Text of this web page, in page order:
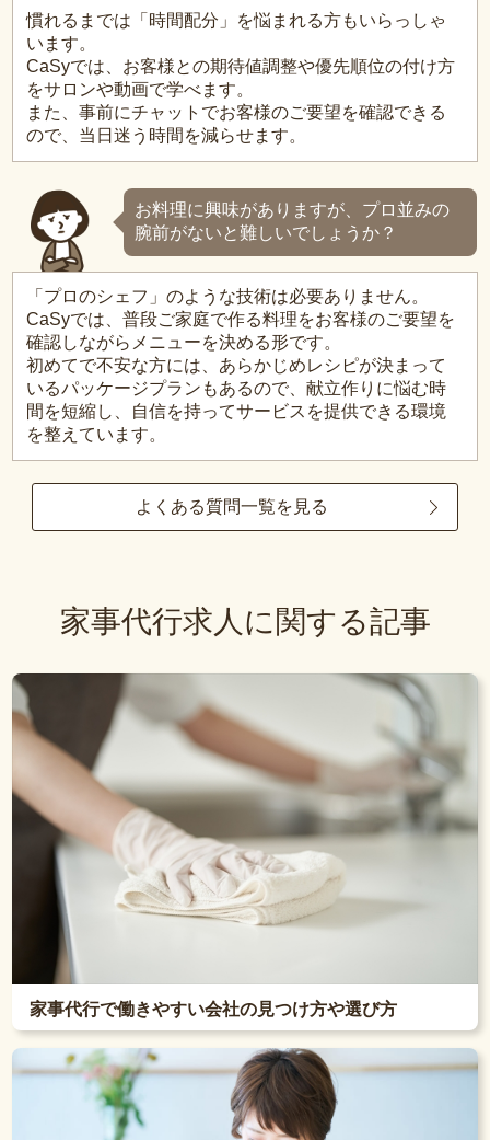
慣れるまでは「時間配分」を悩まれる方もいらっしゃ
います。
CaSyでは、お客様との期待値調整や優先順位の付け方
をサロンや動画で学べます。
また、事前にチャットでお客様のご要望を確認できる
ので、当日迷う時間を減らせます。
お料理に興味がありますが、プロ並みの
腕前がないと難しいでしょうか？
「プロのシェフ」のような技術は必要ありません。
CaSyでは、普段ご家庭で作る料理をお客様のご要望を
確認しながらメニューを決める形です。
初めてで不安な方には、あらかじめレシピが決まって
いるパッケージプランもあるので、献立作りに悩む時
間を短縮し、自信を持ってサービスを提供できる環境
を整えています。
よくある質問一覧を見る
家事代行求人に関する記事
家事代行で働きやすい会社の見つけ方や選び方